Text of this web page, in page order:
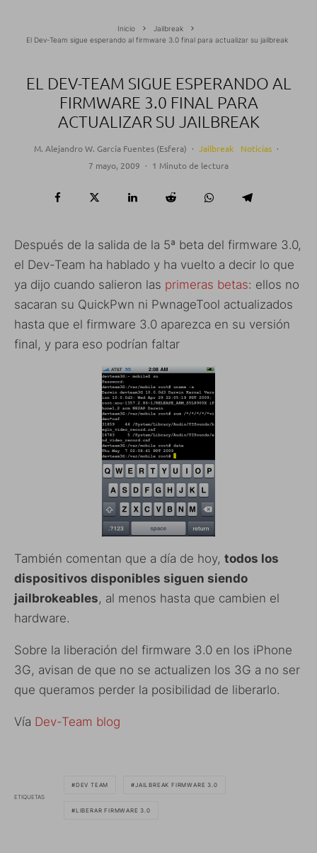
Inicio
Jailbreak
El Dev-Team sigue esperando al firmware 3.0 final para actualizar su jailbreak
EL DEV-TEAM SIGUE ESPERANDO AL
FIRMWARE 3.0 FINAL PARA
ACTUALIZAR SU JAILBREAK
M. Alejandro W. García Fuentes (Esfera) · Jailbreak Noticias ·
7 mayo, 2009 · 1 Minuto de lectura
Después de la salida de la 5ª beta del firmware 3.0,
el Dev-Team ha hablado y ha vuelto a decir lo que
ya dijo cuando salieron las primeras betas: ellos no
sacaran su QuickPwn ni PwnageTool actualizados
hasta que el firmware 3.0 aparezca en su versión
final, y para eso podrían faltar
También comentan que a día de hoy, todos los
dispositivos disponibles siguen siendo
jailbrokeables, al menos hasta que cambien el
hardware.
Sobre la liberación del firmware 3.0 en los iPhone
3G, avisan de que no se actualizen los 3G a no ser
que queramos perder la posibilidad de liberarlo.
Vía Dev-Team blog
ETIQUETAS
DEV TEAM JAILBREAK FIRMWARE 3.0
LIBERAR FIRMWARE 3.0